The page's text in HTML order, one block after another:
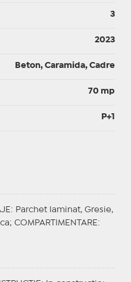
3
2023
Beton, Caramida, Cadre
70 mp
P+1
: Parchet laminat, Gresie,
COMPARTIMENTARE :